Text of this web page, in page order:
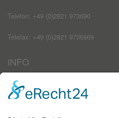
Telefon: +49 (0)2821 973690
Telefax: +49 (0)2821 9736969
INFO
Impressum
AGB
Datenschutzerklärung